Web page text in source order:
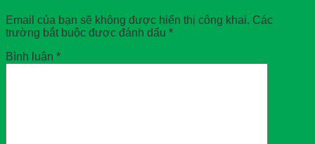
Email của bạn sẽ không được hiển thị công khai. Các
trường bắt buộc được đánh dấu *
Bình luận *